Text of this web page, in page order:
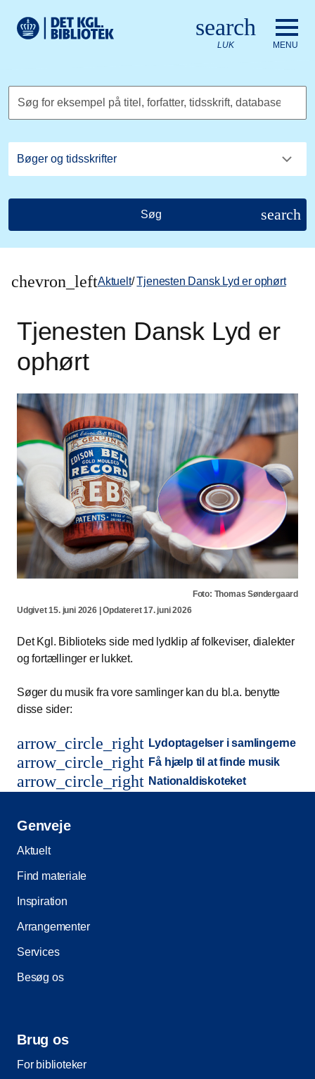
Det Kongelige Biblioteks logo. Gå til Det Kongelige
search
LUK MENU
Søg for eksempel på titel, forfatter, tidsskrift, database
Søg search
chevron_leftAktuelt/ Tjenesten Dansk Lyd er ophørt
Tjenesten Dansk Lyd er
ophørt
Foto: Thomas Søndergaard
Udgivet 15. juni 2026 | Opdateret 17. juni 2026
Det Kgl. Biblioteks side med lydklip af folkeviser, dialekter
og fortællinger er lukket.
Søger du musik fra vore samlinger kan du bl.a. benytte
disse sider:
arrow_circle_right Lydoptagelser i samlingerne
arrow_circle_right Få hjælp til at finde musik
arrow_circle_right Nationaldiskoteket
Genveje
Aktuelt
Find materiale
Inspiration
Arrangementer
Services
Besøg os
Brug os
For biblioteker